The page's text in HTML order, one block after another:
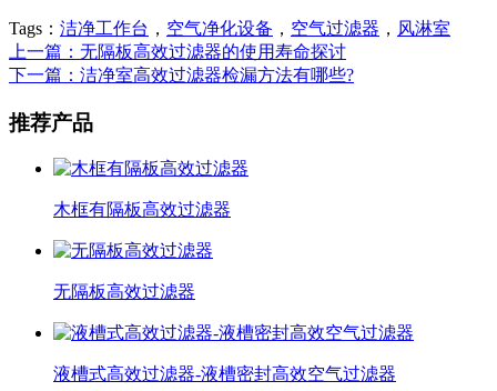
Tags： 洁净工作台 ， 空气净化设备 ， 空气过滤器 ， 风淋室
上一篇：无隔板高效过滤器的使用寿命探讨
下一篇：洁净室高效过滤器检漏方法有哪些?
推荐产品
木框有隔板高效过滤器
无隔板高效过滤器
液槽式高效过滤器-液槽密封高效空气过滤器